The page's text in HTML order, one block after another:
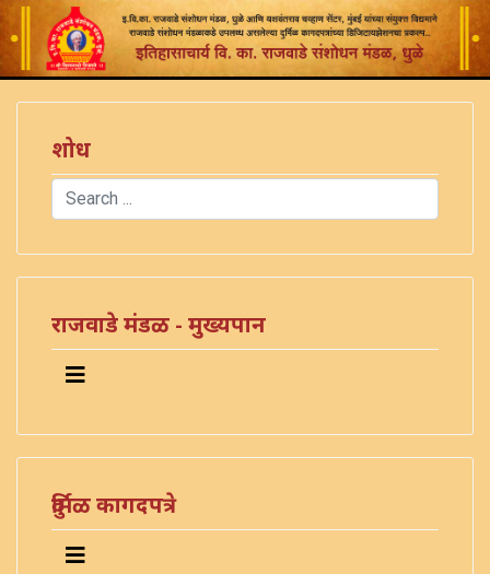
शोध
Search
राजवाडे मंडळ - मुख्यपान
दुर्मिळ कागदपत्रे